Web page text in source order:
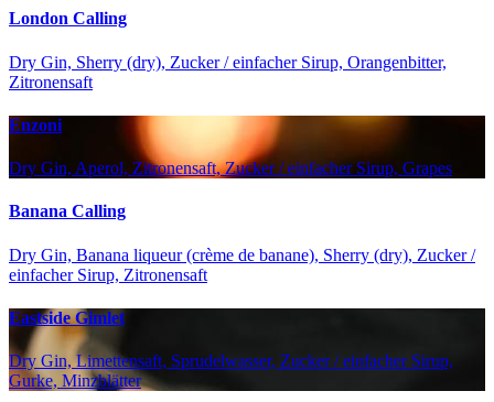
London Calling
Dry Gin, Sherry (dry), Zucker / einfacher Sirup, Orangenbitter,
Zitronensaft
Enzoni
Dry Gin, Aperol, Zitronensaft, Zucker / einfacher Sirup, Grapes
Banana Calling
Dry Gin, Banana liqueur (crème de banane), Sherry (dry), Zucker /
einfacher Sirup, Zitronensaft
Eastside Gimlet
Dry Gin, Limettensaft, Sprudelwasser, Zucker / einfacher Sirup,
Gurke, Minzblätter